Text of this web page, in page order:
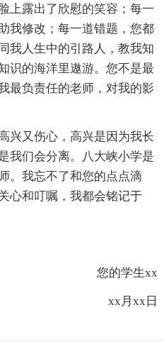
上露出了欣慰的笑容；每一
我修改；每一道错题，您都
我人生中的引路人，教我知
识的海洋里遨游。您不是最
最负责任的老师，对我的影
兴又伤心，高兴是因为我长
我们会分离。八大峡小学是
。我忘不了和您的点点滴
心和叮嘱，我都会铭记于
您的学生xx
xx月xx日